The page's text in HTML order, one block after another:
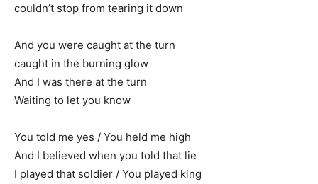
couldn’t stop from tearing it down
And you were caught at the turn
caught in the burning glow
And I was there at the turn
Waiting to let you know
You told me yes / You held me high
And I believed when you told that lie
I played that soldier / You played king